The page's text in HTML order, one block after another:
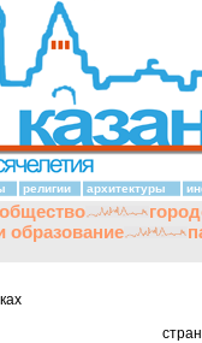
религии архитектуры
общество
образование